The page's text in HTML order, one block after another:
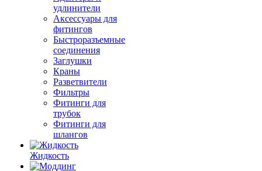
удлинители
Аксессуары для
фитингов
Быстроразъемные
соединения
Заглушки
Краны
Разветвители
Фильтры
Фитинги для
трубок
Фитинги для
шлангов
Жидкость